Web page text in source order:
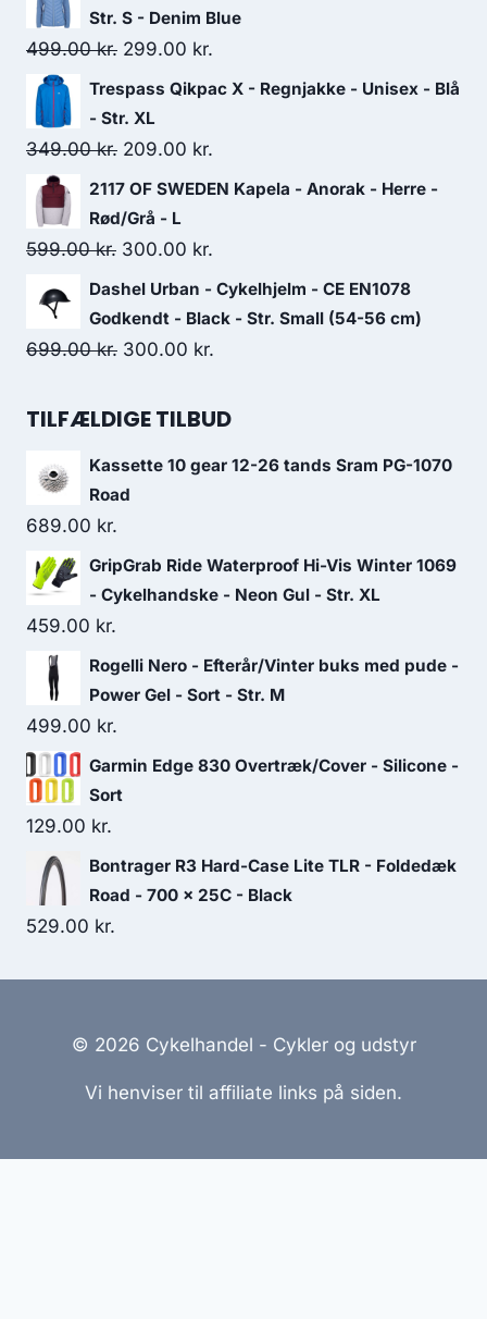
was:
229.00 kr..
is:
100.00 kr..
Str. S - Denim Blue
499.00kr. Original
price
was:
499.00 kr..
299.00 kr.
price
Trespass Qikpac X - Regnjakke - Unisex - Blå
- Str. XL
349.00kr. Original
price
was:
349.00 kr..
209.00 kr.
price
2117 OF SWEDEN Kapela - Anorak - Herre -
Rød/Grå - L
599.00kr. Original
price
was:
599.00 kr..
300.00 kr.
price
is:
Dashel Urban - Cykelhjelm - CE EN1078
Godkendt - Black - Str. Small (54-56 cm)
699.00kr. Original
was:
300.00 kr.
is:
TILFÆLDIGE TILBUD
Kassette 10 gear 12-26 tands Sram PG-1070
Road
689.00 kr.
GripGrab Ride Waterproof Hi-Vis Winter 1069
- Cykelhandske - Neon Gul - Str. XL
459.00 kr.
Rogelli Nero - Efterår/Vinter buks med pude -
Power Gel - Sort - Str. M
499.00 kr.
Garmin Edge 830 Overtræk/Cover - Silicone -
Sort
129.00 kr.
Bontrager R3 Hard-Case Lite TLR - Foldedæk
Road - 700 x 25C - Black
529.00 kr.
© 2026 Cykelhandel - Cykler og udstyr
Vi henviser til affiliate links på siden.